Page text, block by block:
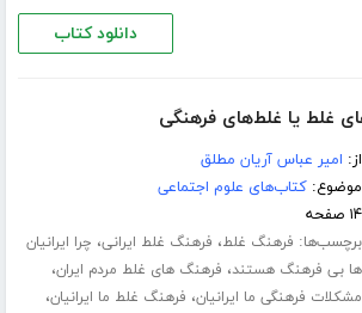
دانلود کتاب
غلط یا غلط‌های فرهنگی
از: امیر عباس آریان مطلق
موضوع:کتاب‌های علوم اجتماعی
۱۴ صفحه
برچسب‌ها: فرهنگ غلط، فرهنگ غلط ایرانی، چرا ایرانیان
ها بی فرهنگ هستند، فرهنگ های غلط مردم ایران،
مشکلات فرهنگی ما ایرانیان، فرهنگ غلط ما ایرانیان،